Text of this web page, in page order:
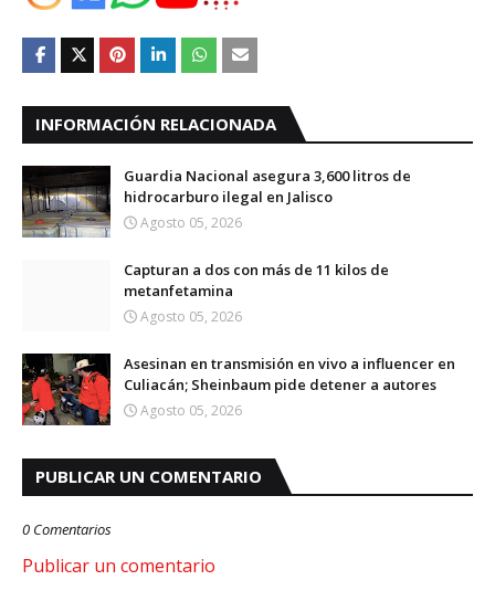
INFORMACIÓN RELACIONADA
Guardia Nacional asegura 3,600 litros de
hidrocarburo ilegal en Jalisco
Agosto 05, 2026
Capturan a dos con más de 11 kilos de
metanfetamina
Agosto 05, 2026
Asesinan en transmisión en vivo a influencer en
Culiacán; Sheinbaum pide detener a autores
Agosto 05, 2026
PUBLICAR UN COMENTARIO
0 Comentarios
Publicar un comentario